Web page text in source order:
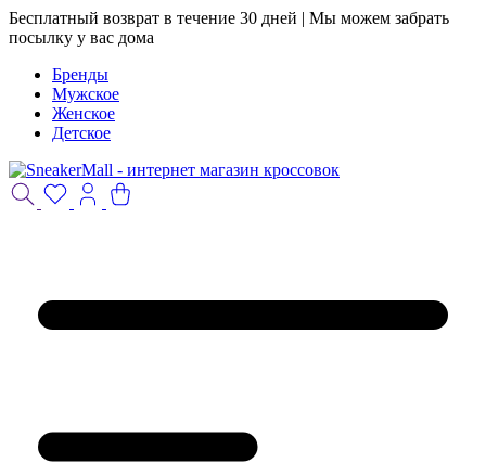
Бесплатный возврат в течение 30 дней | Мы можем забрать
посылку у вас дома
Бренды
Мужское
Женское
Детское